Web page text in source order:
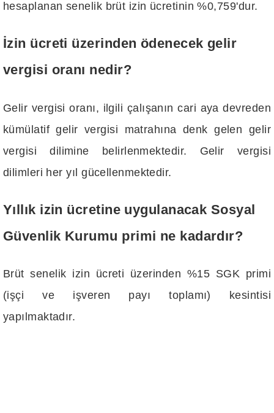
hesaplanan senelik brüt izin ücretinin %0,759'dur.
İzin ücreti üzerinden ödenecek gelir
vergisi oranı nedir?
Gelir vergisi oranı, ilgili çalışanın cari aya devreden
kümülatif gelir vergisi matrahına denk gelen gelir
vergisi dilimine belirlenmektedir. Gelir vergisi
dilimleri her yıl gücellenmektedir.
Yıllık izin ücretine uygulanacak Sosyal
Güvenlik Kurumu primi ne kadardır?
Brüt senelik izin ücreti üzerinden %15 SGK primi
(işçi ve işveren payı toplamı) kesintisi
yapılmaktadır.